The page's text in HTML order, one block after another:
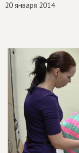
20 января 2014